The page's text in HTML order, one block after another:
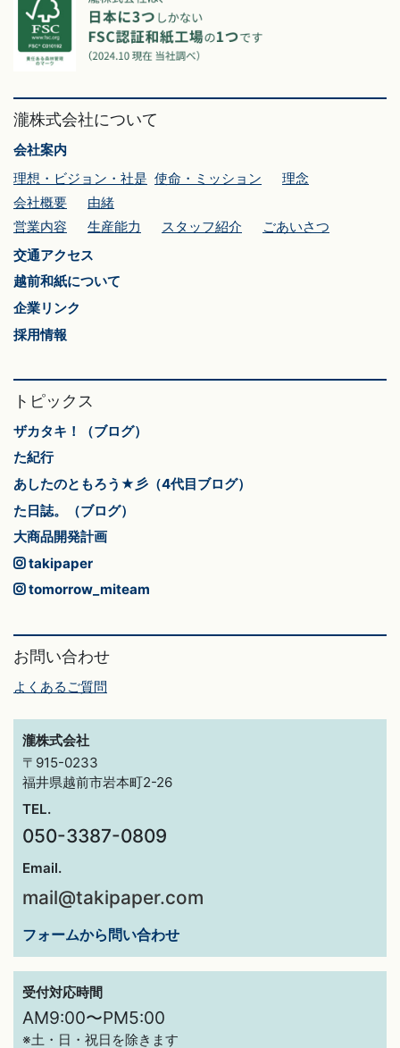
瀧株式会社について
会社案内
理想・ビジョン・社是 使命・ミッション
理念
会社概要
由緒
営業内容
生産能力 スタッフ紹介
ごあいさつ
交通アクセス
越前和紙について
企業リンク
採用情報
トピックス
ザカタキ！（ブログ）
た紀行
あしたのともろう★彡（4代目ブログ）
た日誌。（ブログ）
大商品開発計画
takipaper
tomorrow_miteam
お問い合わせ
よくあるご質問
瀧株式会社
〒915-0233
福井県越前市岩本町2-26
TEL.
050-3387-0809
Email.
mail@takipaper.com
フォームから問い合わせ
受付対応時間
AM9:00〜PM5:00
※土・日・祝日を除きます